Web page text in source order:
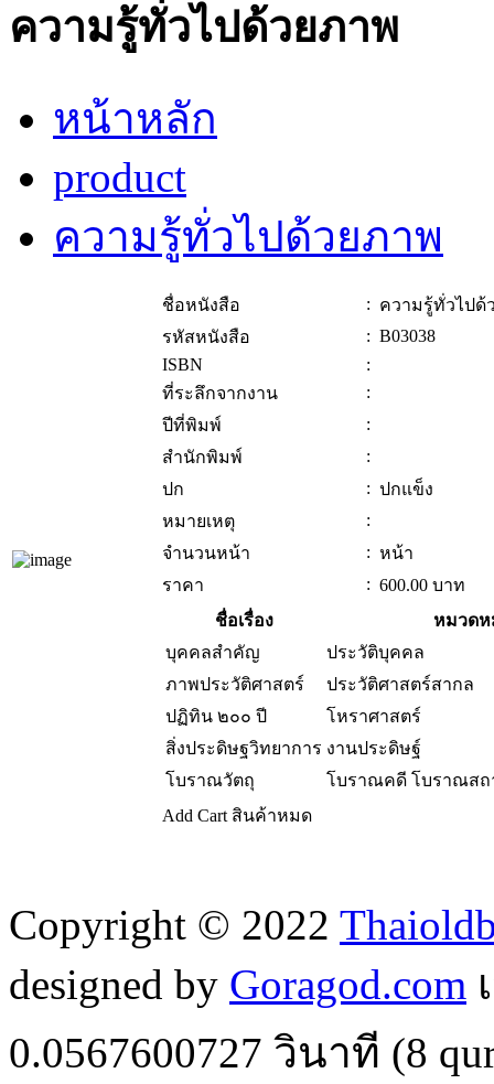
ความรู้ทั่วไปด้วยภาพ
หน้าหลัก
product
ความรู้ทั่วไปด้วยภาพ
ชื่อหนังสือ : ความรู้ทั่วไปด้
รหัสหนังสือ
: B03038
ISBN
:
ที่ระลึกจากงาน
:
ปีที่พิมพ์
:
สำนักพิมพ์
:
ปก
: ปกแข็ง
หมายเหตุ
:
จำนวนหน้า
: หน้า
ราคา
: 600.00 บาท
ชื่อเรื่อง
หมวด
บุคคลสำคัญ
ประวัติบุคคล
ภาพประวัติศาสตร์
ประวัติศาสตร์สากล
ปฏิทิน ๒๐๐ ปี
โหราศาสตร์
สิ่งประดิษฐวิทยาการ งานประดิษฐ์
โบราณวัตถุ
โบราณคดี โบราณสถ
Add Cart สินค้าหมด
Copyright © 2022
designed by Goragod.com
0.0567600727 วินาที (8